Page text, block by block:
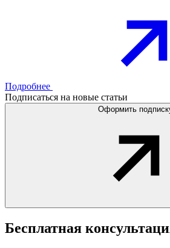
Подробнее
Подписаться на новые статьи
Оформить
Бесплатная